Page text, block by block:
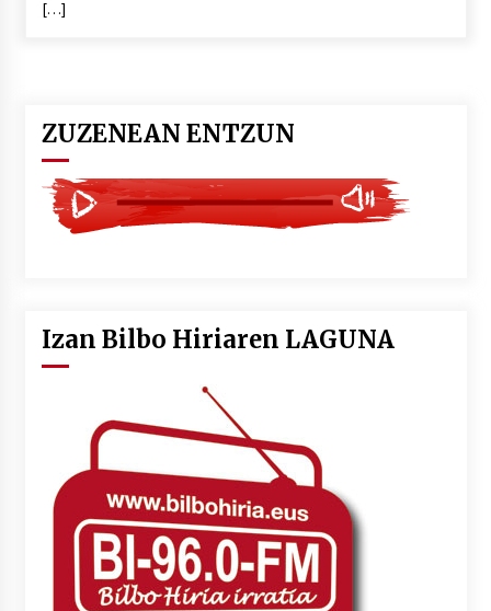
da
2026/07/07
2026/07/03
SOINUGELA: Paul McCartney eta Ringo Starr-en
lan berriak
2026/07/03
MUSIBLA #297: Bide, Boards Of Canada, Somak,
Tiga, Twisted Teens, Underscores, Habia
2026/07/02
[…]
ZUZENEAN ENTZUN
Izan Bilbo Hiriaren LAGUNA